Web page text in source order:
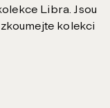
Libra. Jsou
kolekci